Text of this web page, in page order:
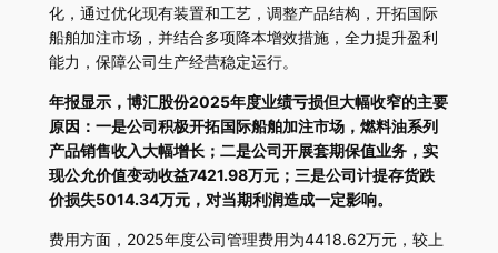
化，通过优化现有装置和工艺，调整产品结构，开拓国际
船舶加注市场，并结合多项降本增效措施，全力提升盈利
能力，保障公司生产经营稳定运行。
年报显示，博汇股份2025年度业绩亏损但大幅收窄的主要
原因：一是公司积极开拓国际船舶加注市场，燃料油系列
产品销售收入大幅增长；二是公司开展套期保值业务，实
现公允价值变动收益7421.98万元；三是公司计提存货跌
价损失5014.34万元，对当期利润造成一定影响。
费用方面，2025年度公司管理费用为4418.62万元，较上